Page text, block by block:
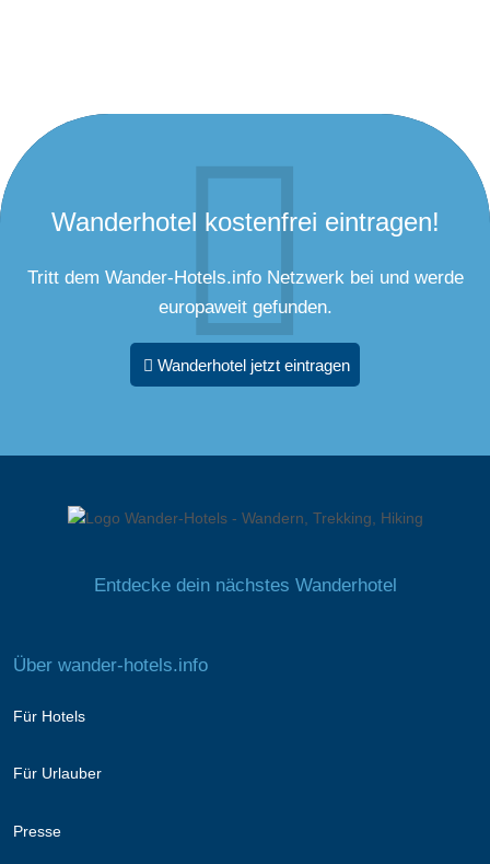
Wanderhotel kostenfrei eintragen!
Tritt dem Wander-Hotels.info Netzwerk bei und werde
europaweit gefunden.
Wanderhotel jetzt eintragen
Entdecke dein nächstes Wanderhotel
Über wander-hotels.info
Für Hotels
Für Urlauber
Presse